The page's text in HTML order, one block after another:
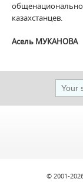
казахстанцев.
Асель МУКАНОВА
© 2001-